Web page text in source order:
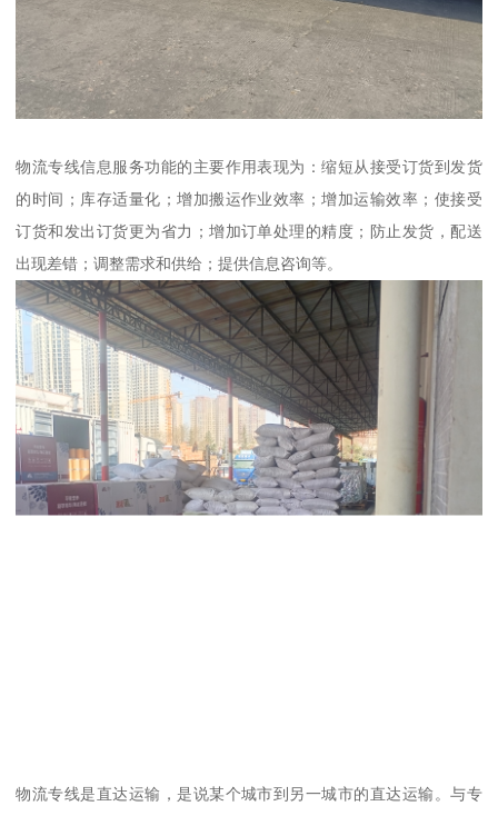
物流专线信息服务功能的主要作用表现为：缩短从接受订货到发货
的时间；库存适量化；增加搬运作业效率；增加运输效率；使接受
订货和发出订货更为省力；增加订单处理的精度；防止发货，配送
出现差错；调整需求和供给；提供信息咨询等。
物流专线是直达运输，是说某个城市到另一城市的直达运输。与专